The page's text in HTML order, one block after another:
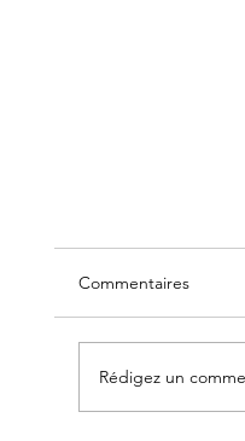
Commentaires
Rédigez un